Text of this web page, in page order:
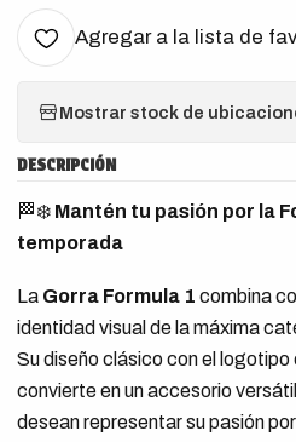
Agregar a la lista de
Mostrar stock de
DESCRIPCIÓN
🏁❄️ Mantén tu pasión por la
temporada
La Gorra Formula 1 combina
identidad visual de la máxima
Su diseño clásico con el logotipo
convierte en un accesorio
desean representar su pasión